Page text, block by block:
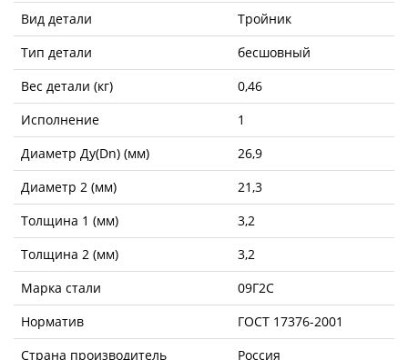
Вид детали
Тройник
Тип детали
бесшовный
Вес детали (кг)
0,46
Исполнение
1
Диаметр Ду(Dn) (мм)
26,9
Диаметр 2 (мм)
21,3
Толщина 1 (мм)
3,2
Толщина 2 (мм)
3,2
Марка стали
09Г2С
Норматив
ГОСТ 17376-2001
Страна производитель
Россия